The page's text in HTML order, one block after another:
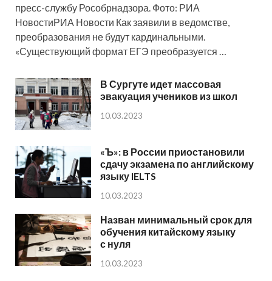
пресс-службу Рособрнадзора. Фото: РИА
НовостиРИА Новости Как заявили в ведомстве,
преобразования не будут кардинальными.
«Существующий формат ЕГЭ преобразуется …
В Сургуте идет массовая
эвакуация учеников из школ
10.03.2023
«Ъ»: в России приостановили
сдачу экзамена по английскому
языку IELTS
10.03.2023
Назван минимальный срок для
обучения китайскому языку
с нуля
10.03.2023